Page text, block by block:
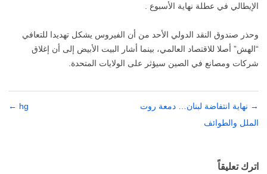
الإيطالي في عطلة نهاية الأسبوع .
وحذر صندوق النقد الدولي الأحد من أن الفيروس يشكل تهديدا للتعافي
“الهش” أصلا للاقتصاد العالمي، بينما أشار البيت الأبيض إلى أن إغلاق
شركات ومصانع في الصين سيؤثر على الولايات المتحدة.
تصفّح
المقالات
→ نهاية انتفاضة لبنان… دمعة روت
الملل والطوائف
hg
←
اترك تعليقاً